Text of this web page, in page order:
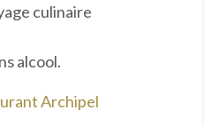
culinaire
alcool.
Archipel